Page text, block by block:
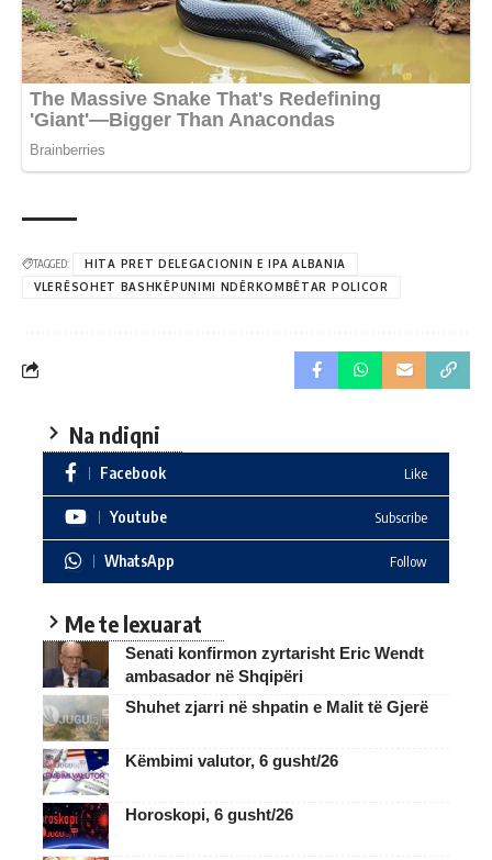
TAGGED:
HITA PRET DELEGACIONIN E IPA ALBANIA
VLERËSOHET BASHKËPUNIMI NDËRKOMBËTAR POLICOR
Na ndiqni
Facebook Like
Youtube Subscribe
WhatsApp Follow
Me te lexuarat
Senati konfirmon zyrtarisht Eric Wendt
ambasador në Shqipëri
Shuhet zjarri në shpatin e Malit të Gjerë
Këmbimi valutor, 6 gusht/26
Horoskopi, 6 gusht/26